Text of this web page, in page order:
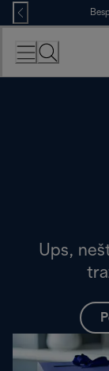
Skip
to
Content
Ups,